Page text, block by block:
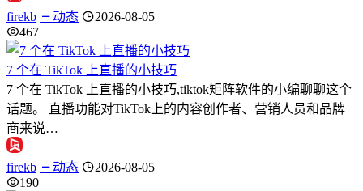
firekb 动态
2026-08-05
467
7 个在 TikTok 上直播的小技巧
7 个在 TikTok 上直播的小技巧,tiktok矩阵软件的小编聊聊这个
话题。 直播功能对TikTok上的内容创作者、营销人员和品牌
商来说…
firekb 动态
2026-08-05
190